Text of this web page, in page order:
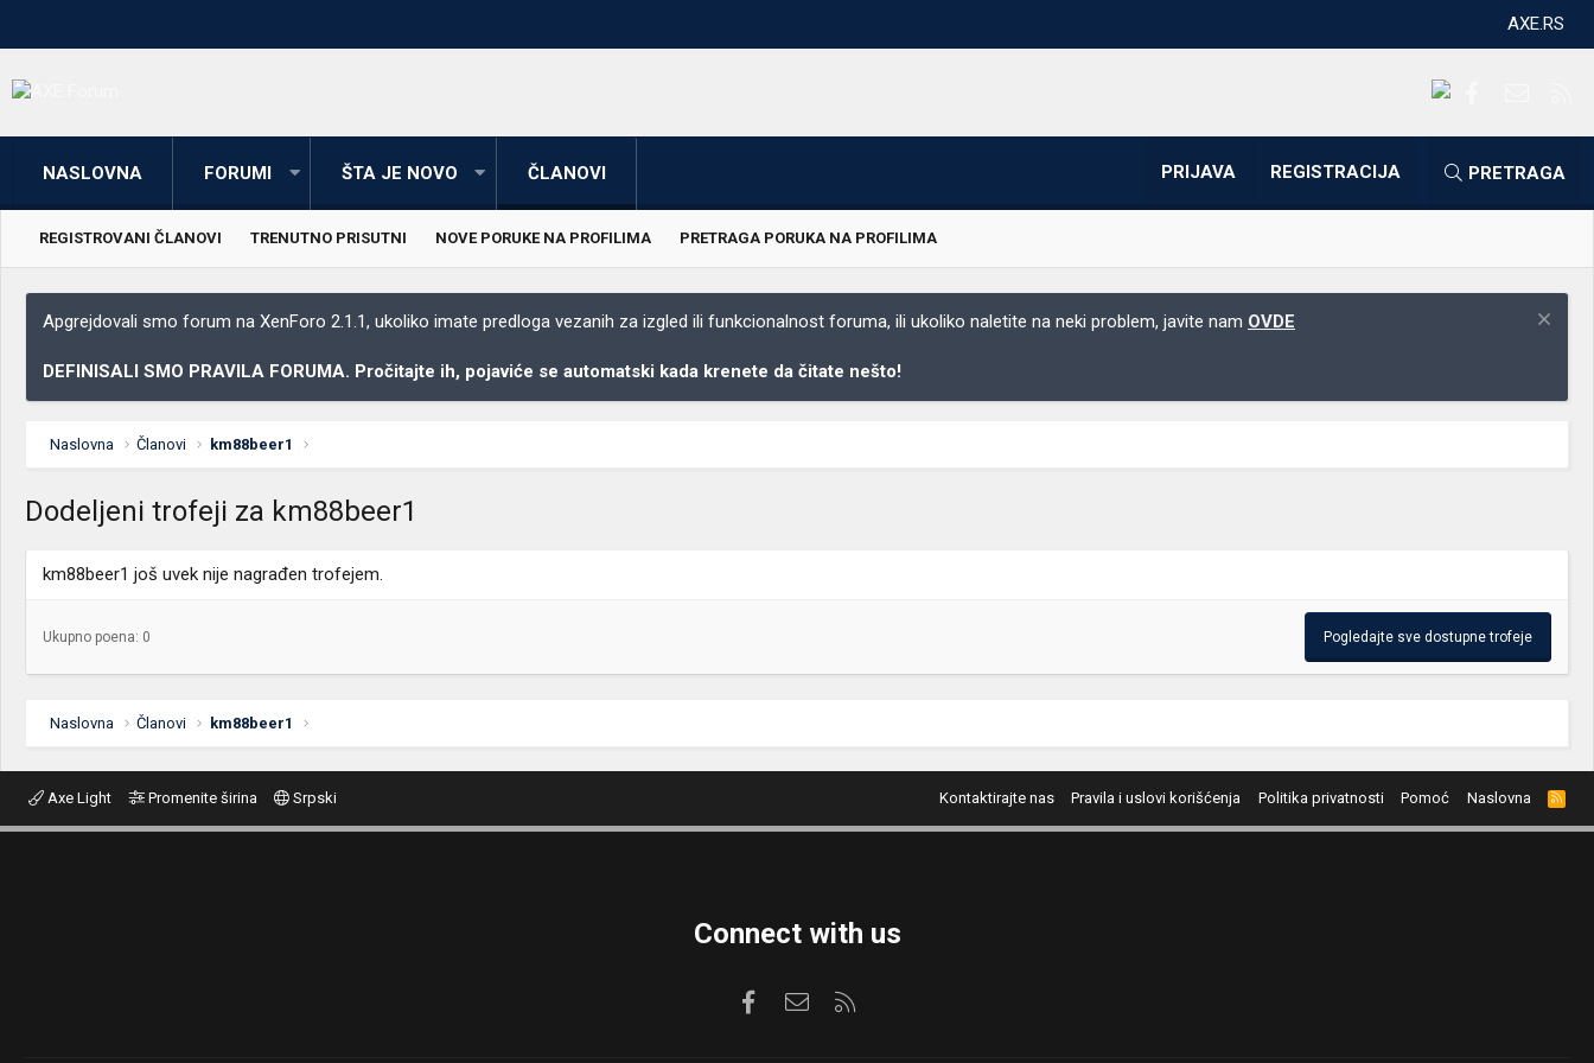
AXE.RS
NASLOVNA FORUMI ŠTA JE NOVO ČLANOVI PRIJAVA REGISTRACIJA PRETRAGA
REGISTROVANI ČLANOVI TRENUTNO PRISUTNI NOVE PORUKE NA PROFILIMA PRETRAGA PORUKA NA PROFILIMA
Apgrejdovali smo forum na XenForo 2.1.1, ukoliko imate predloga vezanih za izgled ili funkcionalnost foruma, ili ukoliko naletite na neki problem, javite nam OVDE
DEFINISALI SMO PRAVILA FORUMA. Pročitajte ih, pojaviće se automatski kada krenete da čitate nešto!
Naslovna Članovi km88beer1
Dodeljeni trofeji za km88beer1
km88beer1 još uvek nije nagrađen trofejem.
Ukupno poena: 0 Pogledajte sve dostupne trofeje
Naslovna Članovi km88beer1
Axe Light Promenite širina Srpski Kontaktirajte nas Pravila i uslovi korišćenja Politika privatnosti Pomoć Naslovna
R
S
S
Connect with us
FacebookKontaktirajte nas